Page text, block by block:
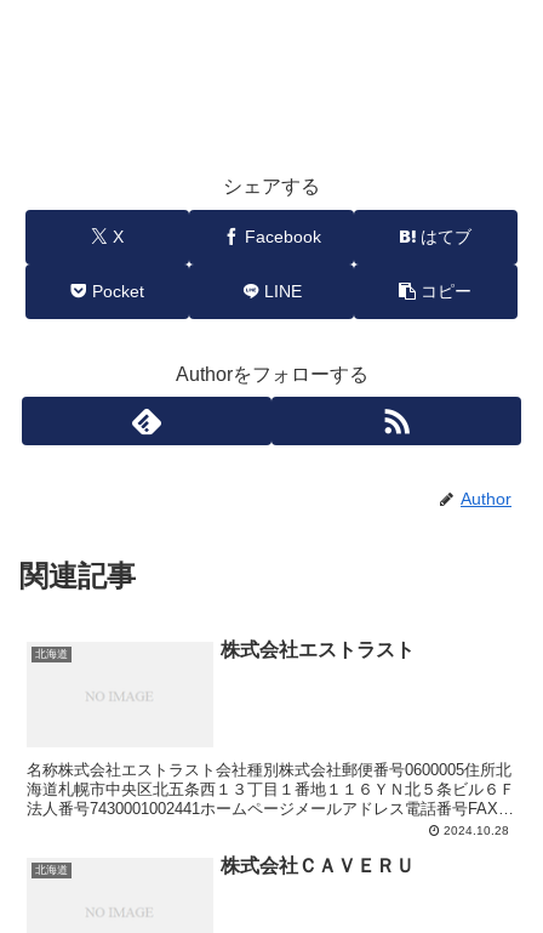
シェアする
X Facebook はてブ
Pocket LINE コピー
Authorをフォローする
Author
関連記事
北海道 株式会社エストラスト
名称株式会社エストラスト会社種別株式会社郵便番号0600005住所北
海道札幌市中央区北五条西１３丁目１番地１１６ＹＮ北５条ビル６Ｆ
法人番号7430001002441ホームページメールアドレス電話番号FAX番
2024.10.28
北海道 株式会社ＣＡＶＥＲＵ